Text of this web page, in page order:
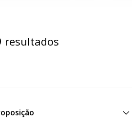
resultados